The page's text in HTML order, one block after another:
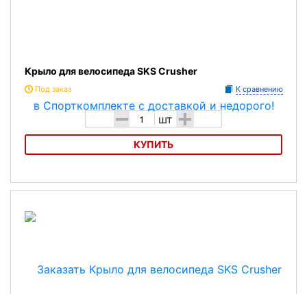
Крыло для велосипеда SKS Crusher
Под заказ К сравнению
- шт +
КУПИТЬ
Крыло для велосипеда SKS Crusher